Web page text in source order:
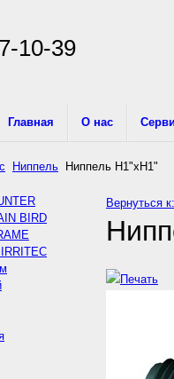
10-39
Главная О нас
Ниппель Ниппель Н1"хН1"
BIRD
Вернуться